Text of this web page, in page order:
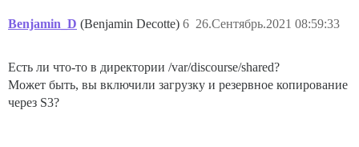
Benjamin_D (Benjamin Decotte) 26.Сентябрь.2021 08:59:33
6
Есть ли что-то в директории /var/discourse/shared?
Может быть, вы включили загрузку и резервное копирование
через S3?